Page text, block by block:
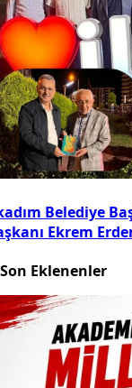
Belediye
Ekrem
Son Eklenenler